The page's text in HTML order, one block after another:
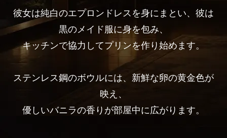
彼女は純白のエプロンドレスを身にまとい、彼は
黒のメイド服に身を包み、
キッチンで協力してプリンを作り始めます。
ステンレス鋼のボウルには、新鮮な卵の黄金色が
映え、
優しいバニラの香りが部屋中に広がります。